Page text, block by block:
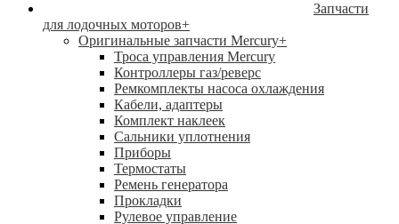
Запчасти
для лодочных моторов+
Оригинальные запчасти Mercury+
Троса управления Mercury
Контроллеры газ/реверс
Ремкомплекты насоса охлаждения
Кабели, адаптеры
Комплект наклеек
Сальники уплотнения
Приборы
Термостаты
Ремень генератора
Прокладки
Рулевое управление